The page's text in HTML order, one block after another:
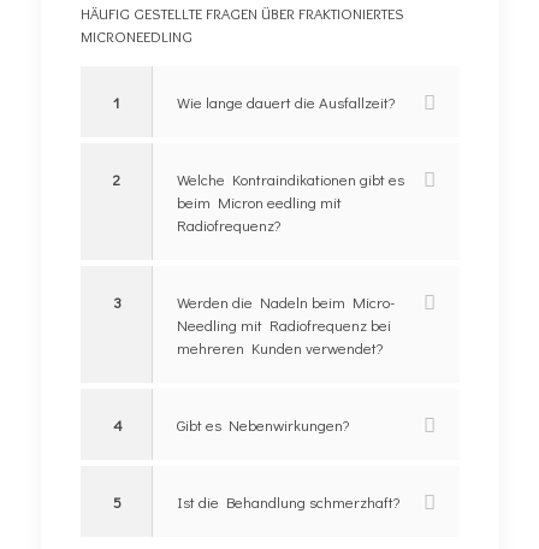
HÄUFIG GESTELLTE FRAGEN ÜBER FRAKTIONIERTES
MICRONEEDLING
1 Wie lange dauert die Ausfallzeit?
2
Welche Kontraindikationen gibt es
beim Micron eedling mit
Radiofrequenz?
3
Werden die Nadeln beim Micro-
Needling mit Radiofrequenz bei
mehreren Kunden verwendet?
4 Gibt es Nebenwirkungen?
5 Ist die Behandlung schmerzhaft?